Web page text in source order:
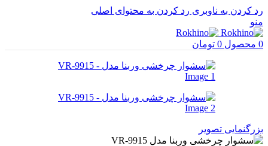
رد کردن به ناوبری رد کردن به محتوای اصلی
منو
0 محصول 0 تومان
بزرگنمایی تصویر